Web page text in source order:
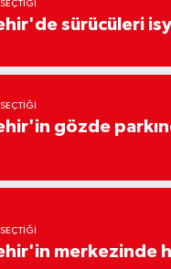
sürücüleri
gözde
merkezinde